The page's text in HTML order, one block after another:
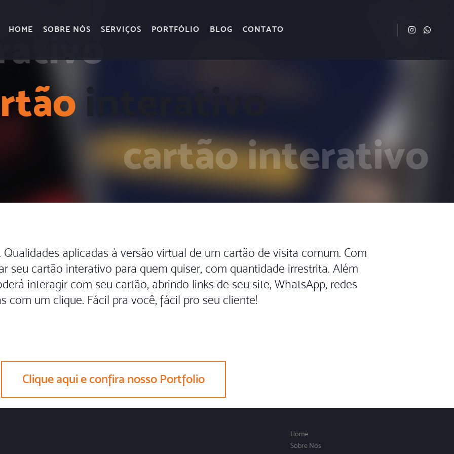
HOME SOBRE NÓS SERVIÇOS PORTFÓLIO BLOG CONTATO
interativo
aplicadas à versão virtual de um cartão de visita comum. Com
seu cartão interativo para quem quiser, com quantidade irrestrita. Além
interagir com seu cartão, abrindo links de seu site, WhatsApp, redes
com um clique. Fácil pra você, fácil pro seu cliente!
Clique aqui e confira nosso Portfolio
Home
Sobre Nós